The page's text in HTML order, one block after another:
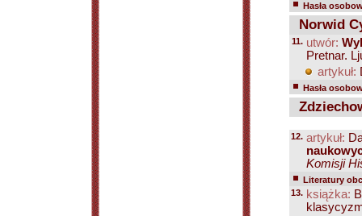
Hasła
Norwid
11. utwór:
Pretnar.
artykuł:
Hasła
12. artykuł:
Komisji
Literatury
13. książka: